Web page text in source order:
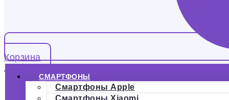
Корзина
СМАРТФОНЫ
Смартфоны Apple
Смартфоны Xiaomi